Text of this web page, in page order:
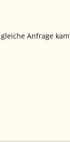
Anfrage